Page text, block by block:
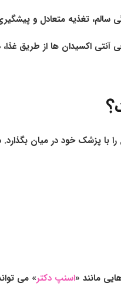
سالم، تغذیه متعادل و
اکسیدان ها از طریق
با پزشک خود در میان
مانند «اسنپ دکتر» می